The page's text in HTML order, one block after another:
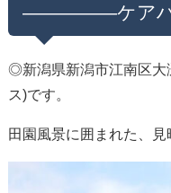
—————ケアハ
◎新潟県新潟市江南区大
ス)です。
田園風景に囲まれた、見